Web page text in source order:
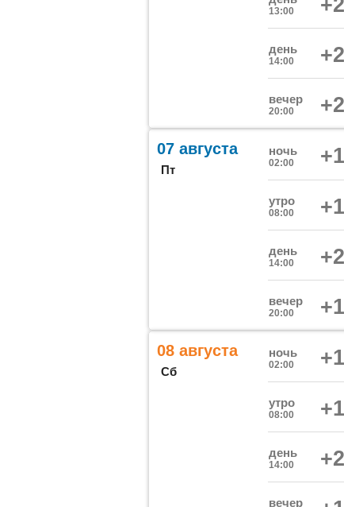
13:00
день
14:00
вечер
20:00
07 августа
Пт
ночь
02:00
утро
08:00
день
14:00
вечер
20:00
08 августа
Сб
ночь
02:00
утро
08:00
день
14:00
вечер